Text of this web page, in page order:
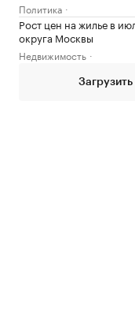
Политика
Рост цен на жилье в
округа Москвы
Недвижимость